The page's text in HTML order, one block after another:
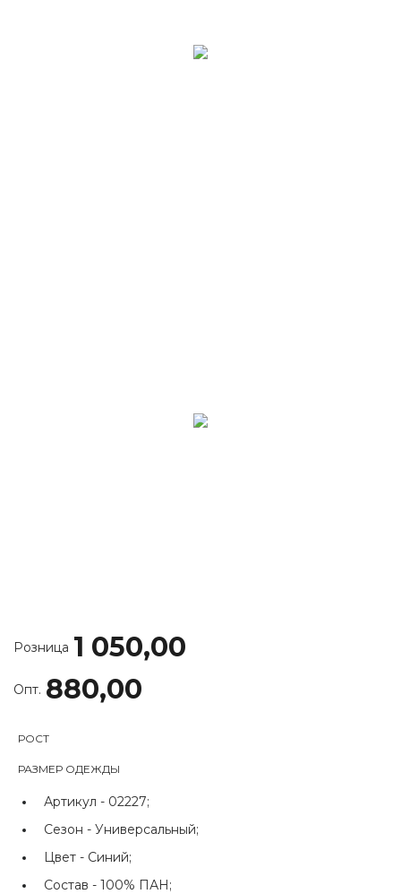
Розница 1 050,00
Опт. 880,00
РОСТ
РАЗМЕР ОДЕЖДЫ
Артикул - 02227;
Сезон - Универсальный;
Цвет - Синий;
Состав - 100% ПАН;